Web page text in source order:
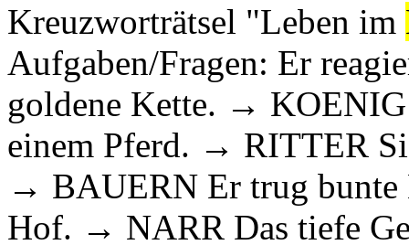
Kreuzworträtsel "Leben im
Aufgaben/Fragen: Er
goldene Kette. →
einem Pferd. → RITTER
→ BAUERN Er trug bunte
Hof. → NARR Das tiefe